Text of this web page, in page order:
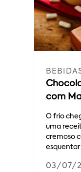
com
O frio
uma
cremoso
esquentar
03/07/